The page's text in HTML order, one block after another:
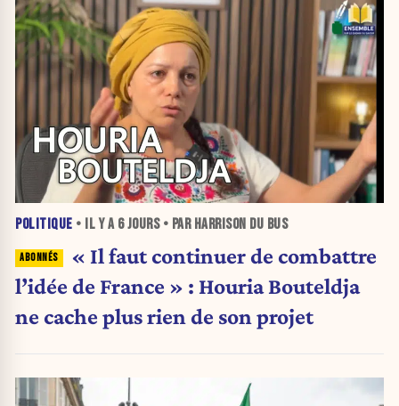
POLITIQUE • IL Y A 6 JOURS• PAR HARRISON DU BUS
« Il faut continuer de combattre
l’idée de France » : Houria Bouteldja
ne cache plus rien de son projet